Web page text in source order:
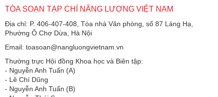
TÒA SOẠN TẠP CHÍ NĂNG LƯỢNG VIỆT NAM
Địa chỉ: P. 406-407-408, Tòa nhà Văn phòng, số 87 Láng Hạ,
Phường Ô Chợ Dừa, Hà Nội
Email: toasoan@nangluongvietnam.vn
Thường trực Hội đồng Khoa học và Biên tập:
​​​​​​- Nguyễn Anh Tuấn (A)
- Lê Chí Dũng
- Nguyễn Anh Tuấn (B)